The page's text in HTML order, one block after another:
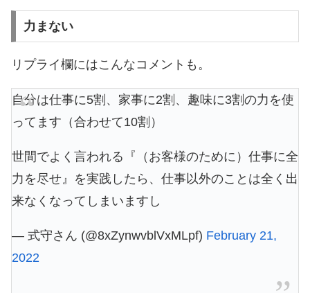
力まない
リプライ欄にはこんなコメントも。
自分は仕事に5割、家事に2割、趣味に3割の力を使
ってます（合わせて10割）
世間でよく言われる『（お客様のために）仕事に全
力を尽せ』を実践したら、仕事以外のことは全く出
来なくなってしまいますし
— 式守さん (@8xZynwvblVxMLpf) February 21,
2022